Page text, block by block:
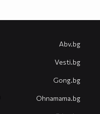
Abv.bg
Vesti.bg
Gong.bg
Оhnamama.bg